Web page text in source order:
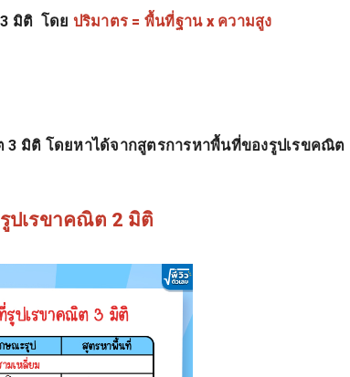
มิติ โดย ปริมาตร = พื้นที่ฐาน x ความสูง
มิติ โดยหาได้จากสูตรการหาพื้นที่ของรูปเรขคณิต
ปเรขาคณิต 2 มิติ